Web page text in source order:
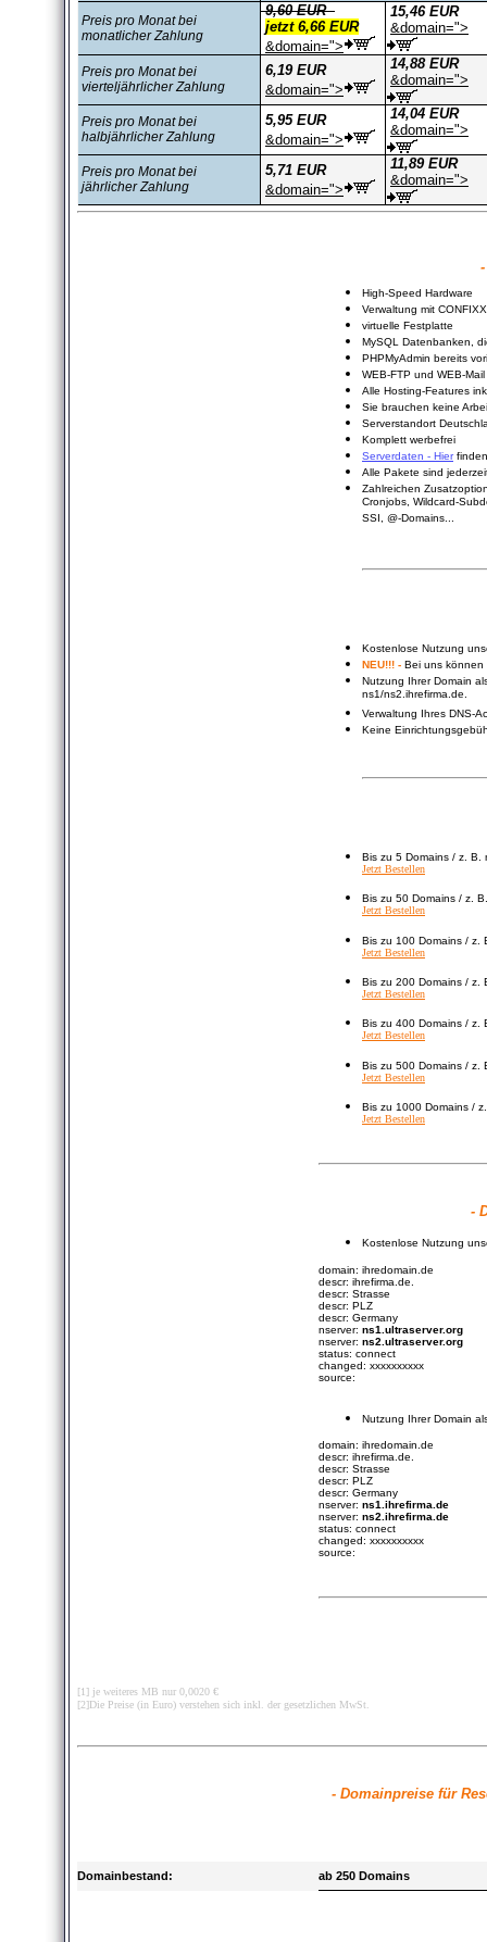
Preis pro Monat bei
monatlicher Zahlung
9,60 EUR
jetzt 6,66 EUR
&domain=">
15,46 EUR
&domain=">
Preis pro Monat bei
vierteljährlicher Zahlung
6,19 EUR
&domain=">
14,88 EUR
&domain=">
Preis pro Monat bei
halbjährlicher Zahlung
5,95 EUR
&domain=">
14,04 EUR
&domain=">
Preis pro Monat bei
jährlicher Zahlung
5,71 EUR
&domain=">
11,89 EUR
&domain=">
- Ihre
High-Speed Hardware
Verwaltung mit
virtuelle Festplatte
MySQL Datenbanken,
PHPMyAdmin bereits
WEB-FTP und WEB-Mail
Alle Hosting-Features
Sie brauchen keine
Serverstandort
Komplett werbefrei
Serverdaten - Hierfinden
Alle Pakete sind
Zahlreichen
Cronjobs, Wildcard-
SSI, @-Domains...
Kostenlose Nutzung
NEU!!! - Bei uns können
Nutzung Ihrer Domain
ns1/ns2.ihrefirma.de.
Verwaltung Ihres DNS-
Keine
Bis zu 5 Domains / z.
Jetzt Bestellen
Bis zu 50 Domains / z.
Jetzt Bestellen
Bis zu 100 Domains / z.
Jetzt Bestellen
Bis zu 200 Domains / z.
Jetzt Bestellen
Bis zu 400 Domains / z.
Jetzt Bestellen
Bis zu 500 Domains / z.
Jetzt Bestellen
Bis zu 1000 Domains /
Jetzt Bestellen
-
Kostenlose Nutzung
domain: ihredomain.de
descr: ihrefirma.de.
descr: Strasse
descr: PLZ
descr: Germany
nserver: ns1.ultraserver.org
nserver: ns2.ultraserver.org
status: connect
changed: xxxxxxxxxx
source:
Nutzung Ihrer Domain
domain: ihredomain.de
descr: ihrefirma.de.
descr: Strasse
descr: PLZ
descr: Germany
nserver: ns1.ihrefirma.de
nserver: ns2.ihrefirma.de
status: connect
changed: xxxxxxxxxx
source:
[1] je weiteres MB nur 0,0020 €
[2]Die Preise (in Euro) verstehen sich inkl. der gesetzlichen MwSt.
- Domainpreise für
Domainbestand: ab 250 Domains